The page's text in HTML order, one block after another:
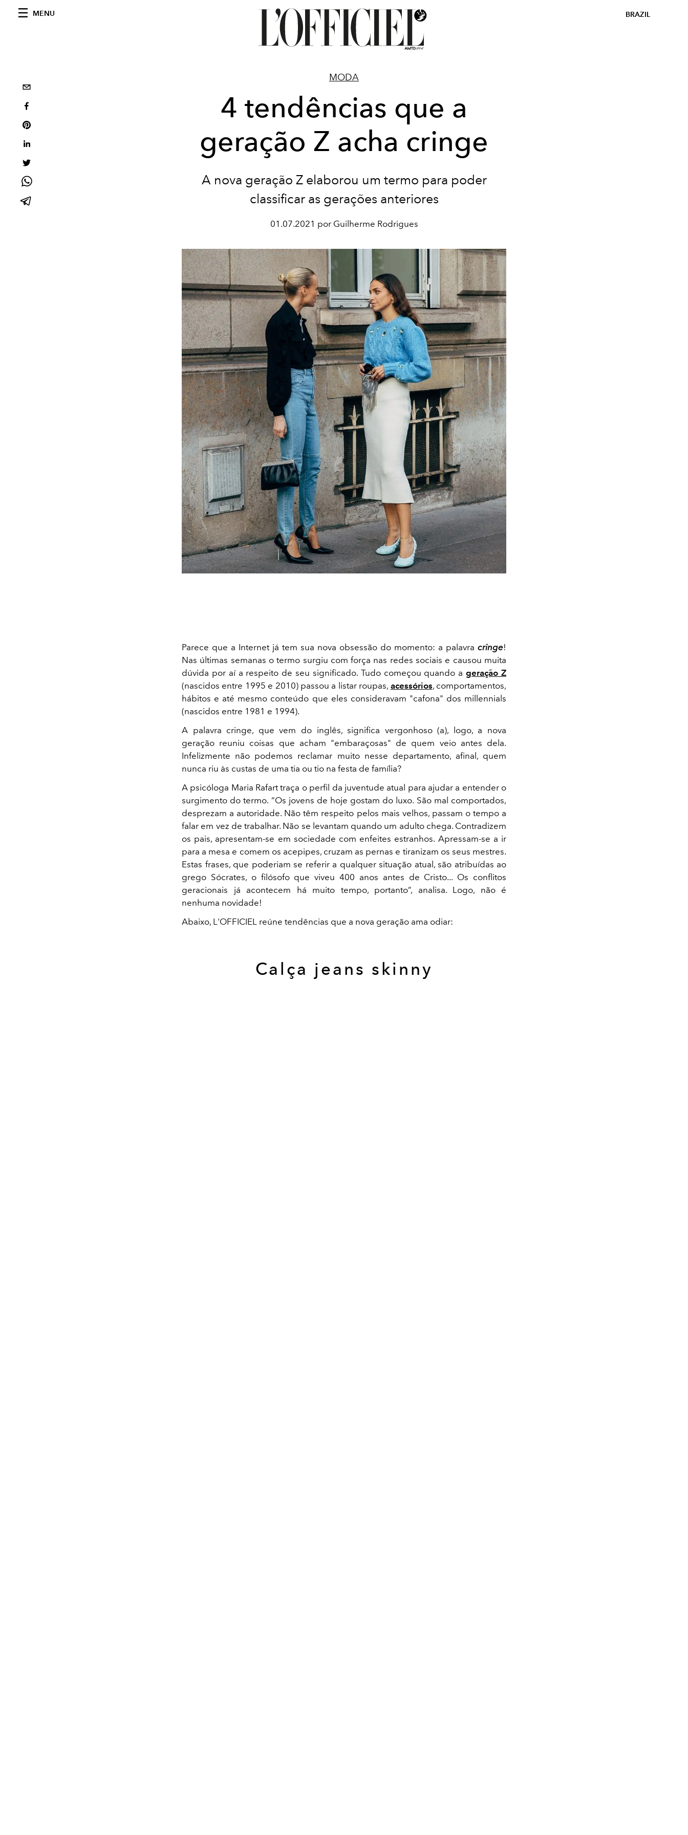
MENU BRAZIL
MODA
4 tendências que a
geração Z acha cringe
A nova geração Z elaborou um termo para poder
classificar as gerações anteriores
01.07.2021 por Guilherme Rodrigues
Parece que a Internet já tem sua nova obsessão do momento: a palavra cringe!
Nas últimas semanas o termo surgiu com força nas redes sociais e causou muita
dúvida por aí a respeito de seu significado. Tudo começou quando ageração Z
(nascidos entre 1995 e 2010) passou a listar roupas, acessórios, comportamentos,
hábitos e até mesmo conteúdo que eles consideravam "cafona" dos millennials
(nascidos entre 1981 e 1994).
A palavra cringe, que vem do inglês, significa vergonhoso (a), logo, a nova
geração reuniu coisas que acham "embaraçosas" de quem veio antes dela.
Infelizmente não podemos reclamar muito nesse departamento, afinal, quem
nunca riu às custas de uma tia ou tio na festa de família?
A psicóloga Maria Rafart traça o perfil da juventude atual para ajudar a entender o
surgimento do termo. “Os jovens de hoje gostam do luxo. São mal comportados,
desprezam a autoridade. Não têm respeito pelos mais velhos, passam o tempo a
falar em vez de trabalhar. Não se levantam quando um adulto chega. Contradizem
os pais, apresentam-se em sociedade com enfeites estranhos. Apressam-se a ir
para a mesa e comem os acepipes, cruzam as pernas e tiranizam os seus mestres.
Estas frases, que poderiam se referir a qualquer situação atual, são atribuídas ao
grego Sócrates, o filósofo que viveu 400 anos antes de Cristo... Os conflitos
geracionais já acontecem há muito tempo, portanto”, analisa. Logo, não é
nenhuma novidade!
Abaixo, L'OFFICIEL reúne tendências que a nova geração ama odiar:
Calça jeans skinny